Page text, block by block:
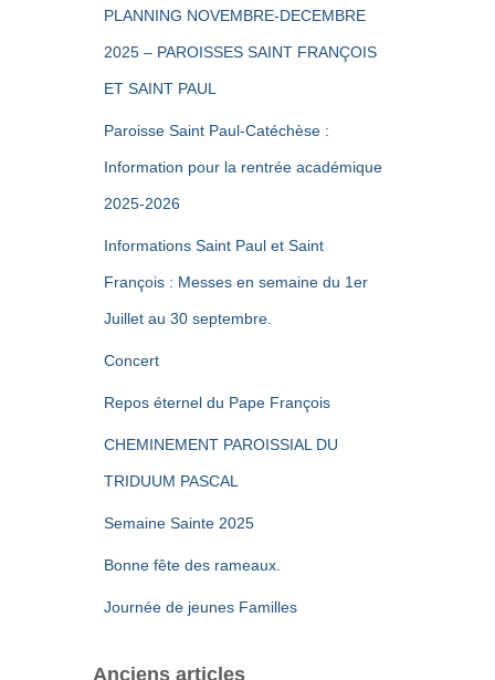
PLANNING NOVEMBRE-DECEMBRE
2025 – PAROISSES SAINT FRANÇOIS
ET SAINT PAUL
Paroisse Saint Paul-Catéchèse :
Information pour la rentrée académique
2025-2026
Informations Saint Paul et Saint
François : Messes en semaine du 1er
Juillet au 30 septembre.
Concert
Repos éternel du Pape François
CHEMINEMENT PAROISSIAL DU
TRIDUUM PASCAL
Semaine Sainte 2025
Bonne fête des rameaux.
Journée de jeunes Familles
Anciens articles